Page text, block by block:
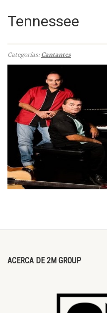
Tennessee
Categorías:Cantantes
ACERCA DE 2M GROUP